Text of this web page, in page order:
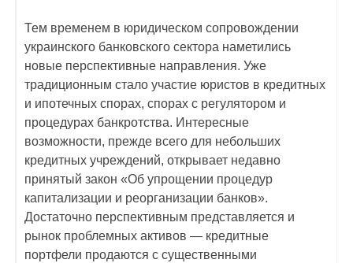
Тем временем в юридическом сопровождении
украинского банковского сектора наметились
новые перспективные направления. Уже
традиционным стало участие юристов в кредитных
и ипотечных спорах, спорах с регулятором и
процедурах банкротства. Интересные
возможности, прежде всего для небольших
кредитных учреждений, открывает недавно
принятый закон «Об упрощении процедур
капитализации и реорганизации банков».
Достаточно перспективным представляется и
рынок проблемных активов — кредитные
портфели продаются с существенными